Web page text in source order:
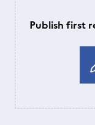
Publish first